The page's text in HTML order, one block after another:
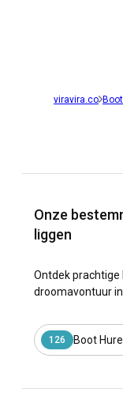
viravira.co
Onze
liggen
Ontdek prachtige
droomavontuur
126 Boot